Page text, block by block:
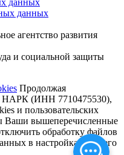
данных
агентство развития
и социальной защиты
Продолжая
НАРК (ИНН 7710475530),
и пользовательских
Ваши вышеперечисленные
обработку файлов
в настройках Вашего